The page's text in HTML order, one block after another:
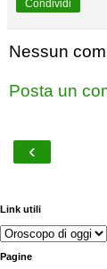
Condividi
Nessun
Posta un
‹
Link utili
Pagine